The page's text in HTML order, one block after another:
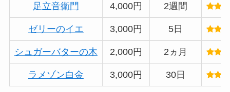
足立音衛門 4,000円 2週間
ゼリーのイエ 3,000円 5日
シュガーバターの木 2,000円 2ヵ月
ラメゾン白金 3,000円 30日